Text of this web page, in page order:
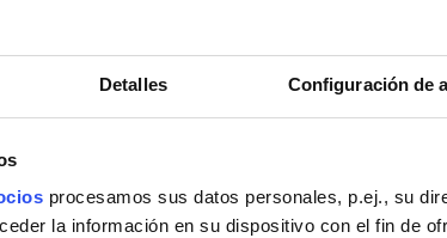
Detalles Configuración de
procesamos sus datos personales, p.ej., su
la información en su dispositivo con el fin de
- Colmenar Viejo - San Agustín de Guadalix - El
Acebeda
- Colmenar Viejo - San Agustín de Guadalix - El